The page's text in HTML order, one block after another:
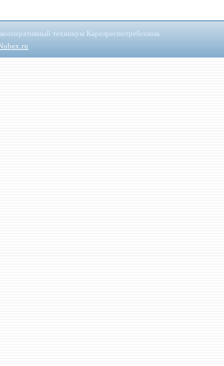
техникум Карелреспотребсоюза